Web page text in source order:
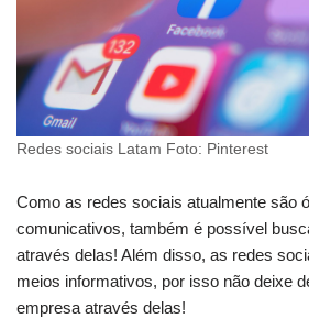
Redes sociais Latam Foto: Pinterest
Como as redes sociais atualmente são
comunicativos, também é possível
através delas! Além disso, as redes
meios informativos, por isso não deixe
empresa através delas!